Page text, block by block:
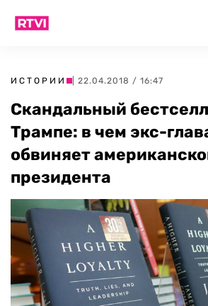
ИСТОРИИ | 22.04.2018 / 16:47
Скандальный
Трампе: в чем экс-
обвиняет
президента